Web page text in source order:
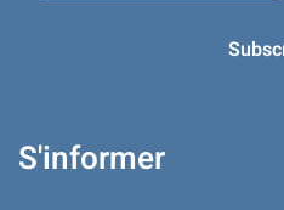
S'informer